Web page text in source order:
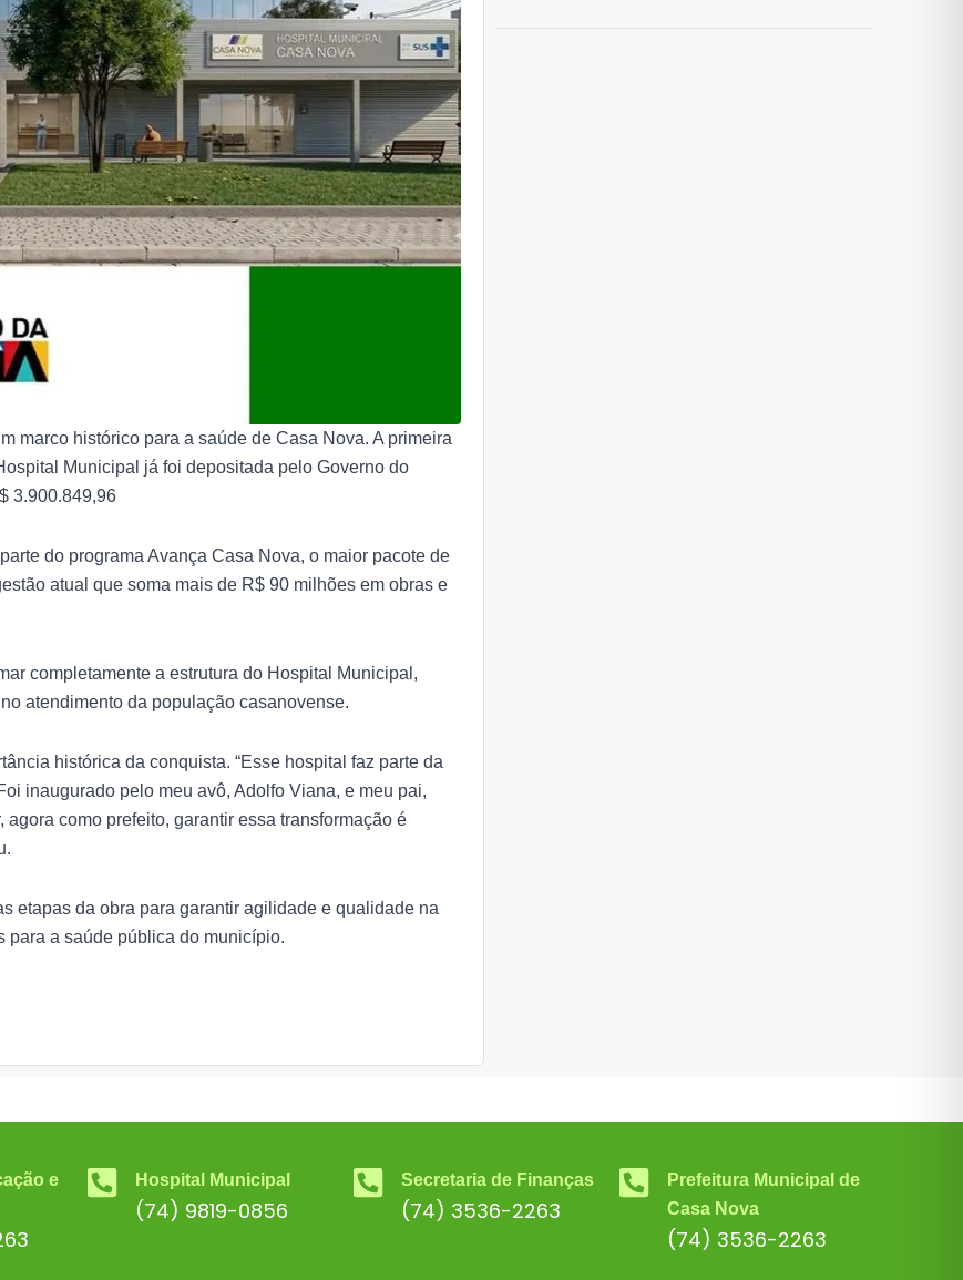
marco histórico para a saúde de Casa Nova. A primeira
Municipal já foi depositada pelo Governo do
3.900.849,96
do programa Avança Casa Nova, o maior pacote de
atual que soma mais de R$ 90 milhões em obras e
completamente a estrutura do Hospital Municipal,
atendimento da população casanovense.
histórica da conquista. “Esse hospital faz parte da
inaugurado pelo meu avô, Adolfo Viana, e meu pai,
como prefeito, garantir essa transformação é
etapas da obra para garantir agilidade e qualidade na
para a saúde pública do município.
e
Hospital Municipal
(74) 9819-0856
Secretaria de Finanças
(74) 3536-2263
Prefeitura Municipal de
Casa Nova
(74) 3536-2263